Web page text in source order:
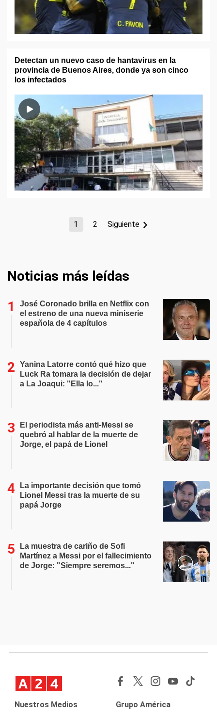
Detectan un nuevo caso de hantavirus en la
provincia de Buenos Aires, donde ya son cinco
los infectados
1 2 Siguiente
Noticias más leídas
José Coronado brilla en Netflix con
el estreno de una nueva miniserie
española de 4 capítulos
Yanina Latorre contó qué hizo que
Luck Ra tomara la decisión de dejar
a La Joaqui: "Ella lo..."
El periodista más anti-Messi se
quebró al hablar de la muerte de
Jorge, el papá de Lionel
La importante decisión que tomó
Lionel Messi tras la muerte de su
papá Jorge
La muestra de cariño de Sofi
Martínez a Messi por el fallecimiento
de Jorge: "Siempre seremos..."
Nuestros Medios Grupo América